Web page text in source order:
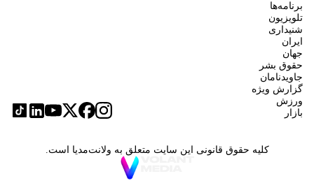
برنامه‌ها
تلویزیون
شنیداری
ایران
جهان
حقوق بشر
جاویدنامان
گزارش ویژه
ورزش
بازار
کلیه حقوق قانونی این سایت متعلق به ولانت‌مدیا است.